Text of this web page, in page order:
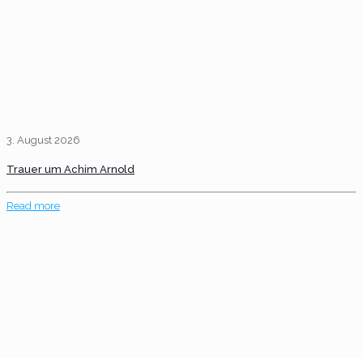
3. August 2026
Trauer um Achim Arnold
Read more